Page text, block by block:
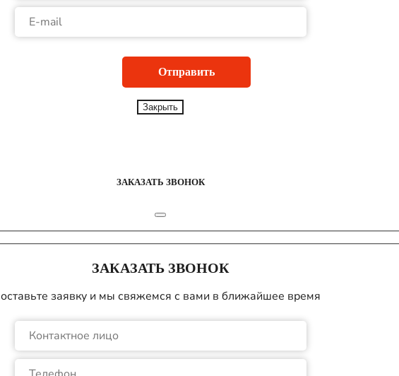
Закрыть
ЗАКАЗАТЬ ЗВОНОК
ЗАКАЗАТЬ ЗВОНОК
оставьте заявку и мы свяжемся с вами в ближайшее время